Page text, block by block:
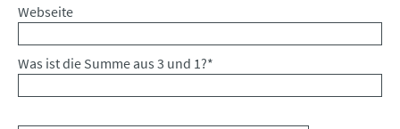
Webseite
Was ist die Summe aus 3 und 1?*